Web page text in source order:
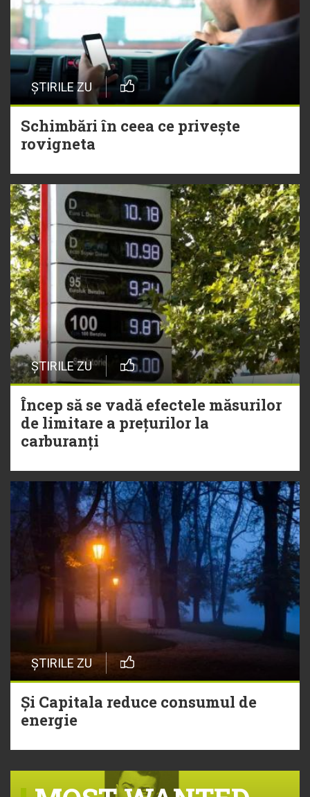
ȘTIRILE ZU
Schimbări în ceea ce privește
rovigneta
ȘTIRILE ZU
Încep să se vadă efectele măsurilor
de limitare a prețurilor la
carburanți
ȘTIRILE ZU
Și Capitala reduce consumul de
energie